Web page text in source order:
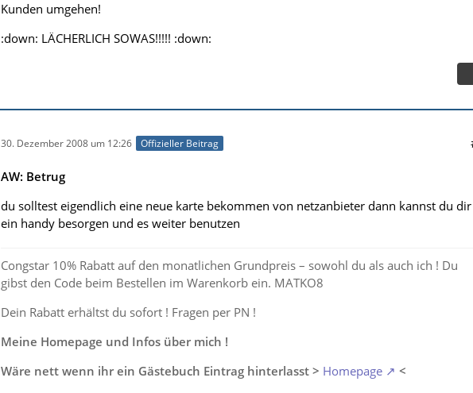
Kunden umgehen!
:down: LÄCHERLICH SOWAS!!!!! :down:
30. Dezember 2008 um 12:26 Offizieller Beitrag
AW: Betrug
du solltest eigendlich eine neue karte bekommen von netzanbieter dann kannst du dir
ein handy besorgen und es weiter benutzen
Congstar 10% Rabatt auf den monatlichen Grundpreis – sowohl du als auch ich ! Du
gibst den Code beim Bestellen im Warenkorb ein. MATKO8
Dein Rabatt erhältst du sofort ! Fragen per PN !
Meine Homepage und Infos über mich !
Wäre nett wenn ihr ein Gästebuch Eintrag hinterlasst > Homepage <